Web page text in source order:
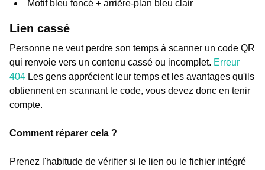
Motif bleu foncé + arrière-plan bleu clair
Lien cassé
Personne ne veut perdre son temps à scanner un code QR
qui renvoie vers un contenu cassé ou incomplet. Erreur
404 Les gens apprécient leur temps et les avantages qu'ils
obtiennent en scannant le code, vous devez donc en tenir
compte.
Comment réparer cela ?
Prenez l'habitude de vérifier si le lien ou le fichier intégré